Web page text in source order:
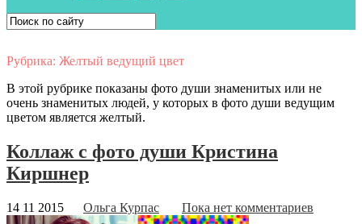
Рубрика: Желтый ведущий цвет
В этой рубрике показаны фото души знаменитых или не
очень знаменитых людей, у которых в фото души ведущим
цветом является желтый.
Коллаж с фото души Кристина
Киршнер
14 11 2015 Ольга Курпас Пока нет комментариев